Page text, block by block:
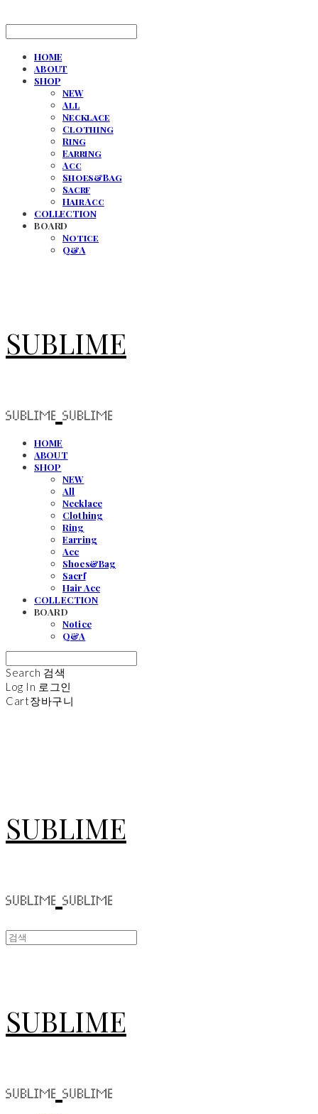
HOME
ABOUT
SHOP
NEW
All
Necklace
Clothing
Ring
Earring
Acc
Shoes&Bag
Sacrf
Hair Acc
COLLECTION
BOARD
Notice
Q&A
SUBLIME
HOME
ABOUT
SHOP
NEW
All
Necklace
Clothing
Ring
Earring
Acc
Shoes&Bag
Sacrf
Hair Acc
COLLECTION
BOARD
Notice
Q&A
Search 검색
Log In 로그인
Cart장바구니
SUBLIME
SUBLIME